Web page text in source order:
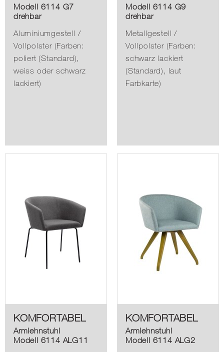
Modell 6114 G7
drehbar
Aluminiumgestell /
Vollpolster (Farben:
poliert (Standard),
weiss oder schwarz
lackiert)
Modell 6114 G9
drehbar
Metallgestell /
Vollpolster (Farben:
schwarz lackiert
(Standard), laut
Farbkarte)
KOMFORTABEL
Armlehnstuhl
Modell 6114 ALG11
KOMFORTABEL
Armlehnstuhl
Modell 6114 ALG2